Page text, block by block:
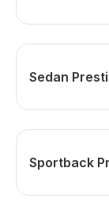
Sedan
Sportback